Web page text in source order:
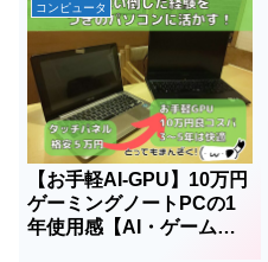
コンピュータ
【お手軽AI-GPU】10万円
ゲーミングノートPCの1
年使用感【AI・ゲーム性